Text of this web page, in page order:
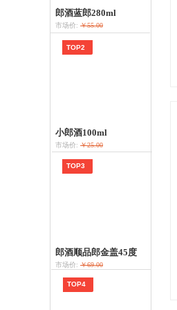
郎酒蓝郎280ml
市场价: ￥55.00
小郎酒100ml
市场价: ￥25.00
郎酒顺品郎金盖45度
市场价: ￥69.00
TOP3
TOP4
TOP2